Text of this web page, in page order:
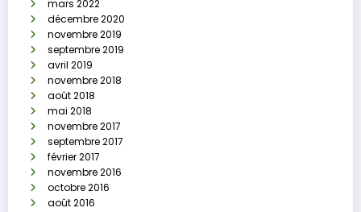
mars 2022
décembre 2020
novembre 2019
septembre 2019
avril 2019
novembre 2018
août 2018
mai 2018
novembre 2017
septembre 2017
février 2017
novembre 2016
octobre 2016
août 2016